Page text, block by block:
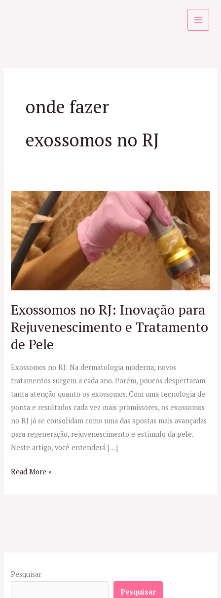
onde fazer
exossomos no RJ
Exossomos no RJ: Inovação para
Rejuvenescimento e Tratamento
de Pele
Exossomos no RJ: Na dermatologia moderna, novos
tratamentos surgem a cada ano. Porém, poucos despertaram
tanta atenção quanto os exossomos. Com uma tecnologia de
ponta e resultados cada vez mais promissores, os exossomos
no RJ já se consolidam como uma das apostas mais avançadas
para regeneração, rejuvenescimento e estímulo da pele.
Neste artigo, você entenderá […]
Exossomos
no
RJ:
Inovação
para
Rejuvenescimento
Tratamento
de
Pele
Read More »
Pesquisar
Pesquisar